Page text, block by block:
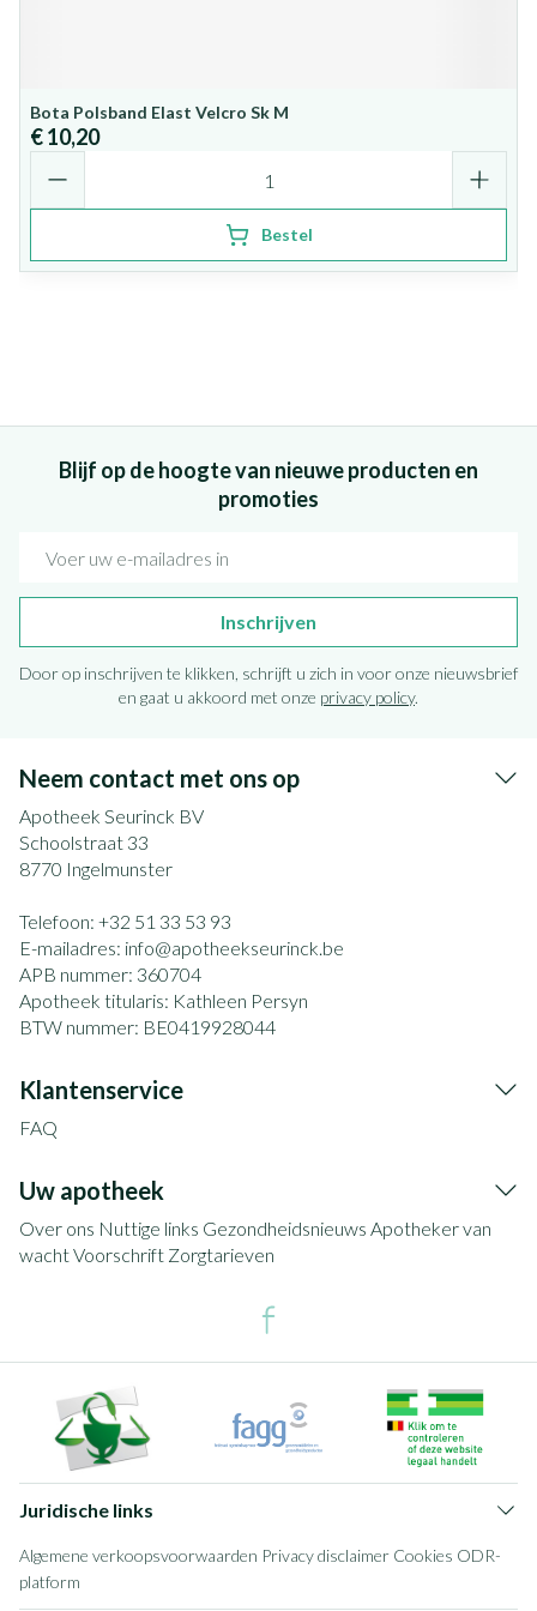
Bota Polsband Elast Velcro Sk M
€ 10,20
Bestel
Blijf op de hoogte van nieuwe producten en
promoties
Inschrijven
Door op inschrijven te klikken, schrijft u zich in voor onze nieuwsbrief
en gaat u akkoord met onze privacy policy.
Neem contact met ons op
Apotheek Seurinck BV
Schoolstraat 33
8770 Ingelmunster
Telefoon: +32 51 33 53 93
E-mailadres: info@apotheekseurinck.be
APB nummer: 360704
Apotheek titularis: Kathleen Persyn
BTW nummer: BE0419928044
Klantenservice
FAQ
Uw apotheek
Over ons Nuttige links Gezondheidsnieuws Apotheker van
wachtVoorschrift Zorgtarieven
Juridische links
Algemene verkoopsvoorwaarden Privacy disclaimer Cookies ODR-
platform